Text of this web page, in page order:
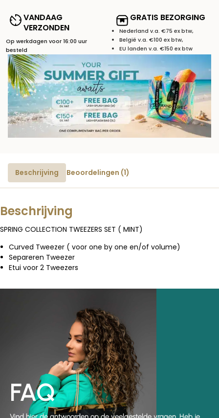
VANDAAG
VERZONDEN
Op werkdagen voor 16:00 uur
besteld
GRATIS BEZORGING
Nederland v.a. €75 ex btw,
België v.a. €100 ex btw,
EU landen v.a. €150 ex btw
Beschrijving Beoordelingen (1)
Beschrijving
SPRING COLLECTION TWEEZERS SET ( MINT)
Curved Tweezer ( voor one by one en/of volume)
Separeren Tweezer
Etui voor 2 Tweezers
FAQ